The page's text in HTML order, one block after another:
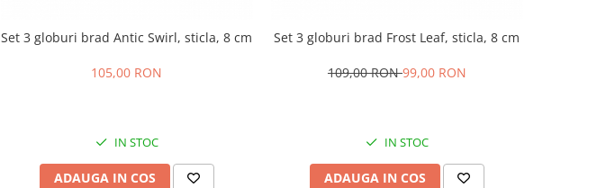
Set 3 globuri brad Antic Swirl, sticla, 8 cm
105,00 RON
IN STOC
ADAUGA IN COS
Set 3 globuri brad Frost Leaf, sticla, 8 cm
109,00 RON99,00 RON
IN STOC
ADAUGA IN COS